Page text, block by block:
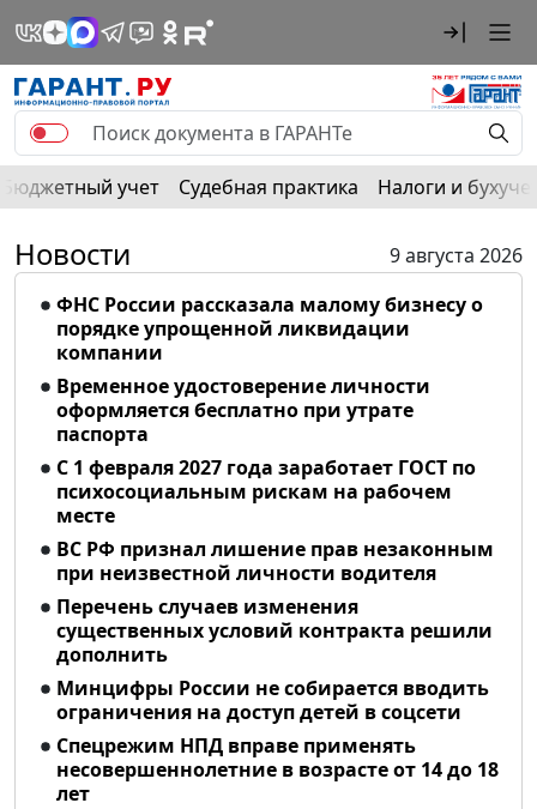
Бюджетный учет Судебная практика Налоги и
Новости
9 августа 2026
ФНС России рассказала малому бизнесу о
порядке упрощенной ликвидации
компании
Временное удостоверение личности
оформляется бесплатно при утрате
паспорта
С 1 февраля 2027 года заработает ГОСТ по
психосоциальным рискам на рабочем
месте
ВС РФ признал лишение прав незаконным
при неизвестной личности водителя
Перечень случаев изменения
существенных условий контракта решили
дополнить
Минцифры России не собирается вводить
ограничения на доступ детей в соцсети
Спецрежим НПД вправе применять
несовершеннолетние в возрасте от 14 до 18
лет